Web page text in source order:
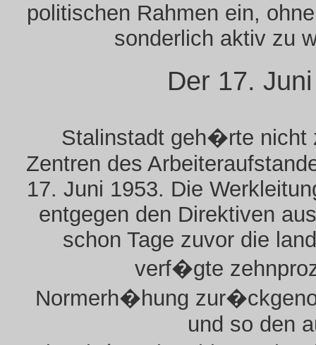
politischen Rahmen ein,
sonderlich aktiv zu
Der 17.
Stalinstadt geh�rte nicht
Zentren des
17. Juni 1953. Die
entgegen den Direktiven
schon Tage zuvor die
verf�gte
Normerh�hung
und so den